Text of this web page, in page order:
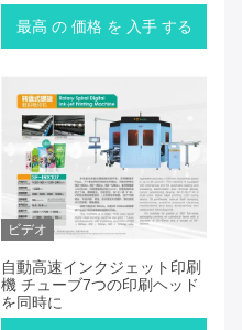
最高 の 価格 を 入手 する
ビデオ
自動高速インクジェット印刷
機 チューブ7つの印刷ヘッド
を同時に